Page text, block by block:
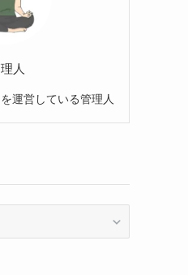
人
運営している管理人